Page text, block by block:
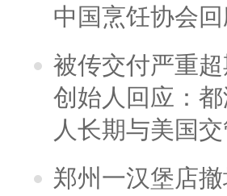
中国烹饪协会回
被传交付严重
创始人回应：
人长期与美国
郑州一汉堡店